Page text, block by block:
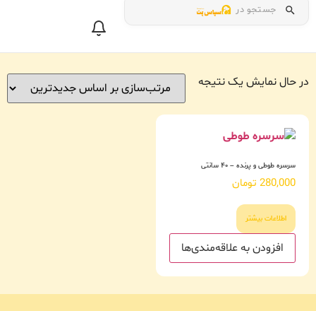
جستجو در
در حال نمایش یک نتیجه
سرسره طوطی و پرنده – ۴۰ سانتی
280,000 تومان
اطلاعات بیشتر
افزودن به علاقه‌مندی‌ها